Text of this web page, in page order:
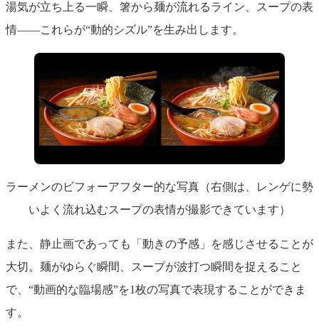
湯気が立ち上る一瞬、箸から麺が流れるライン、スープの表
情――これらが“動的シズル”を生み出します。
ラーメンのビフォーアフター的な写真（右側は、レンゲに勢
いよく流れ込むスープの表情が撮影できています）
また、静止画であっても「動きの予感」を感じさせることが
大切。麺がゆらぐ瞬間、スープが波打つ瞬間を捉えること
で、“動画的な臨場感”を1枚の写真で表現することができま
す。